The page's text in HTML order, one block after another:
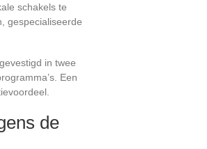
schakels te
gespecialiseerde
in twee
Een
de